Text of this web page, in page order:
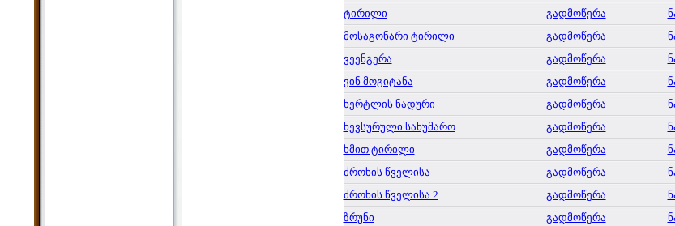
ტირილი
გადმოწერა
მოსაგონარი ტირილი
გადმოწერა
ვეენგერა
გადმოწერა
ვინ მოგიტანა
გადმოწერა
ხერტლის ნადური
გადმოწერა
ხევსურული სახუმარო
გადმოწერა
ხმით ტირილი
გადმოწერა
ძროხის წველისა
გადმოწერა
ძროხის წველისა 2
გადმოწერა
ზრუნი
გადმოწერა